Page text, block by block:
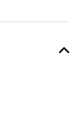
Alabama.
seu livro
sair
louca e